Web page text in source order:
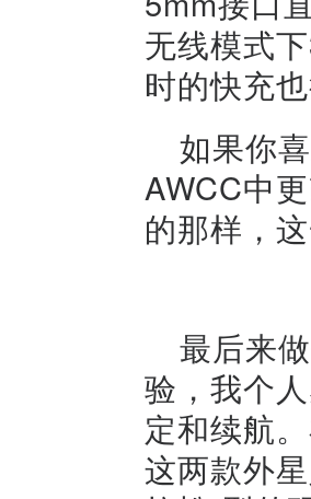
无线模式
时的快充也
如果你
AWCC中
的那样，
最后来
验，我个
定和续航
这两款外